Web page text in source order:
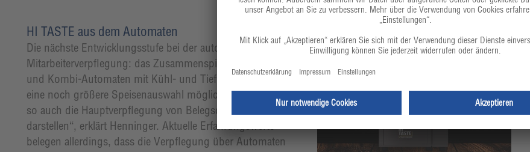
HI TASTE aus dem Automaten
Die nächste Entwicklungsstufe bei der automatisierten 24/7-
Mitarbeiterverpflegung: das Zusammenspiel von HI TASTE
und Kombi-Automaten mit Kühl- und Tiefkühlzonen. So ist
eine noch größere Speisenauswahl möglich und „man kann
so auch die Hauptverpflegung von Belegschaften
darstellen“, erklärt Henninger. Aktuelle Erfahrungswerte
belegen allerdings, dass die Verpflegung über Automaten